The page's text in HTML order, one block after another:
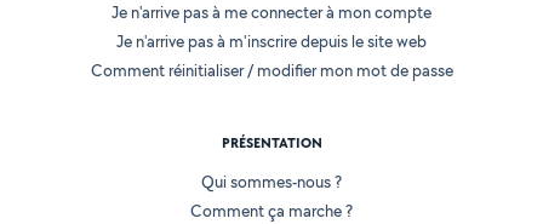
Je n'arrive pas à me connecter à mon compte
Je n'arrive pas à m'inscrire depuis le site web
Comment réinitialiser / modifier mon mot de passe
PRÉSENTATION
Qui sommes-nous ?
Comment ça marche ?